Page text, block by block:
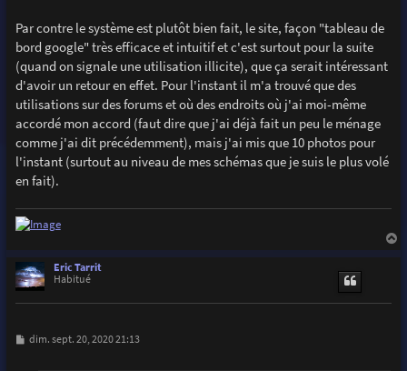
Par contre le système est plutôt bien fait, le site, façon "tableau de
bord google" très efficace et intuitif et c'est surtout pour la suite
(quand on signale une utilisation illicite), que ça serait intéressant
d'avoir un retour en effet. Pour l'instant il m'a trouvé que des
utilisations sur des forums et où des endroits où j'ai moi-même
accordé mon accord (faut dire que j'ai déjà fait un peu le ménage
comme j'ai dit précédemment), mais j'ai mis que 10 photos pour
l'instant (surtout au niveau de mes schémas que je suis le plus volé
en fait).
Eric Tarrit
Habitué
M
dim. sept. 20, 2020 21:13